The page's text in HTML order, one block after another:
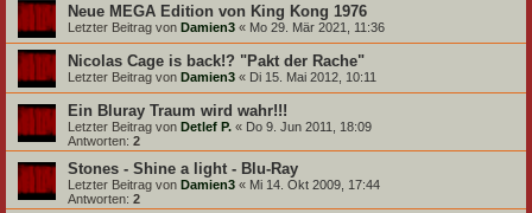
Neue MEGA Edition von King Kong 1976
Letzter Beitrag von Damien3 « Mo 29. Mär 2021, 11:36
Nicolas Cage is back!? "Pakt der Rache"
Letzter Beitrag von Damien3 « Di 15. Mai 2012, 10:11
Ein Bluray Traum wird wahr!!!
Letzter Beitrag von Detlef P. « Do 9. Jun 2011, 18:09
Antworten: 2
Stones - Shine a light - Blu-Ray
Letzter Beitrag von Damien3 « Mi 14. Okt 2009, 17:44
Antworten: 2